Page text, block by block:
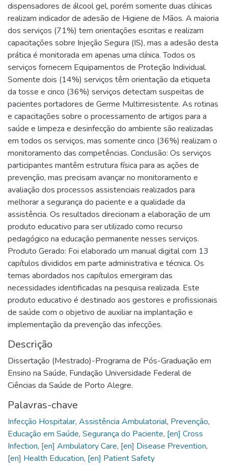
dispensadores de álcool gel, porém somente duas clínicas
realizam indicador de adesão de Higiene de Mãos. A maioria
dos serviços (71%) tem orientações escritas e realizam
capacitações sobre Injeção Segura (IS), mas a adesão desta
prática é monitorada em apenas uma clínica. Todos os
serviços fornecem Equipamentos de Proteção Individual.
Somente dois (14%) serviços têm orientação da etiqueta
da tosse e cinco (36%) serviços detectam suspeitas de
pacientes portadores de Germe Multirresistente. As rotinas
e capacitações sobre o processamento de artigos para a
saúde e limpeza e desinfecção do ambiente são realizadas
em todos os serviços, mas somente cinco (36%) realizam o
monitoramento das competências. Conclusão: Os serviços
participantes mantêm estrutura física para as ações de
prevenção, mas precisam avançar no monitoramento e
avaliação dos processos assistenciais realizados para
melhorar a segurança do paciente e a qualidade da
assistência. Os resultados direcionam a elaboração de um
produto educativo para ser utilizado como recurso
pedagógico na educação permanente nesses serviços.
Produto Gerado: Foi elaborado um manual digital com 13
capítulos divididos em parte administrativa e técnica. Os
temas abordados nos capítulos emergiram das
necessidades identificadas na pesquisa realizada. Este
produto educativo é destinado aos gestores e profissionais
de saúde com o objetivo de auxiliar na implantação e
implementação da prevenção das infecções.
Descrição
Dissertação (Mestrado)-Programa de Pós-Graduação em
Ensino na Saúde, Fundação Universidade Federal de
Ciências da Saúde de Porto Alegre.
Palavras-chave
Infecção Hospitalar, Assistência Ambulatorial, Prevenção,
Educação em Saúde, Segurança do Paciente, [en] Cross
Infection, [en] Ambulatory Care, [en] Disease Prevention,
[en] Health Education, [en] Patient Safety